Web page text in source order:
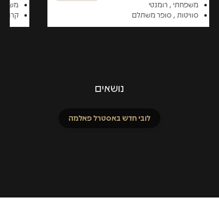
משפחתי , רומנטי
סוויטות , סופר משתלם
קרוב
נושאים
לובי חדש באסטרל פאלמה